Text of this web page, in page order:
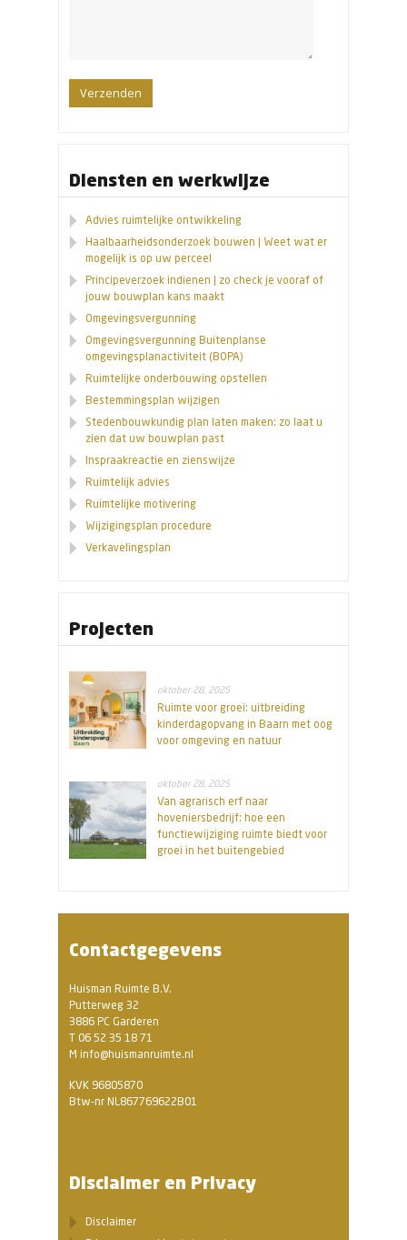
Diensten en werkwijze
Advies ruimtelijke ontwikkeling
Haalbaarheidsonderzoek bouwen | Weet wat er
mogelijk is op uw perceel
Principeverzoek indienen | zo check je vooraf of
jouw bouwplan kans maakt
Omgevingsvergunning
Omgevingsvergunning Buitenplanse
omgevingsplanactiviteit (BOPA)
Ruimtelijke onderbouwing opstellen
Bestemmingsplan wijzigen
Stedenbouwkundig plan laten maken: zo laat u
zien dat uw bouwplan past
Inspraakreactie en zienswijze
Ruimtelijk advies
Ruimtelijke motivering
Wijzigingsplan procedure
Verkavelingsplan
Projecten
oktober 28, 2025
Ruimte voor groei: uitbreiding
kinderdagopvang in Baarn met oog
voor omgeving en natuur
oktober 28, 2025
Van agrarisch erf naar
hoveniersbedrijf: hoe een
functiewijziging ruimte biedt voor
groei in het buitengebied
Contactgegevens
Huisman Ruimte B.V.
Putterweg 32
3886 PC Garderen
T 06 52 35 18 71
M info@huismanruimte.nl
KVK 96805870
Btw-nr NL867769622B01
Disclaimer en Privacy
Disclaimer